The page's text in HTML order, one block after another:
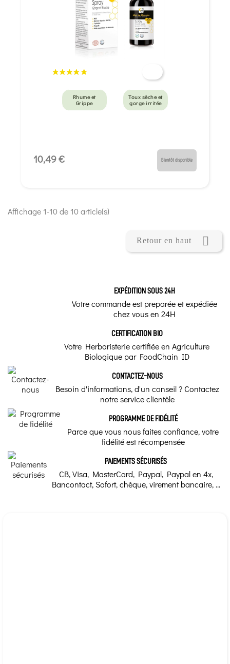
Rhume et
Grippe
Toux sèche et
gorge irritée
10,49 € Bientôt disponible
Affichage 1-10 de 10 article(s)
Retour en haut 
EXPÉDITION SOUS 24H
Votre commande est preparée et expédiée
chez vous en 24H
CERTIFICATION BIO
Votre Herboristerie certifiée en Agriculture
Biologique par FoodChain ID
CONTACTEZ-NOUS
Besoin d'informations, d'un conseil ? Contactez
notre service clientèle
PROGRAMME DE FIDÉLITÉ
Parce que vous nous faites confiance, votre
fidélité est récompensée
PAIEMENTS SÉCURISÉS
CB, Visa, MasterCard, Paypal, Paypal en 4x,
Bancontact, Sofort, chèque, virement bancaire, ...